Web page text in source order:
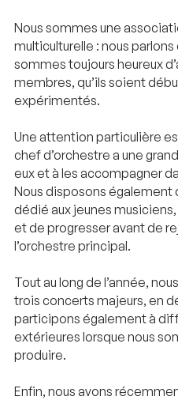
Nous sommes une
multiculturelle : nous
sommes toujours heureux
membres, qu’ils soient
expérimentés.
Une attention particulière
chef d’orchestre a une
eux et à les accompagner
Nous disposons également
dédié aux jeunes
et de progresser avant de
l’orchestre principal.
Tout au long de l’année,
trois concerts majeurs, en
participons également à
extérieures lorsque nous
produire.
Enfin, nous avons